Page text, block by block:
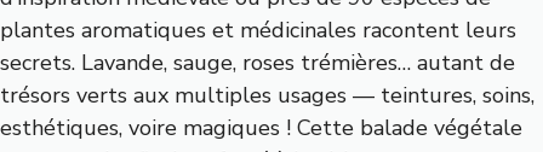
plantes aromatiques et médicinales racontent leurs
secrets. Lavande, sauge, roses trémières… autant de
trésors verts aux multiples usages — teintures, soins,
esthétiques, voire magiques ! Cette balade végétale